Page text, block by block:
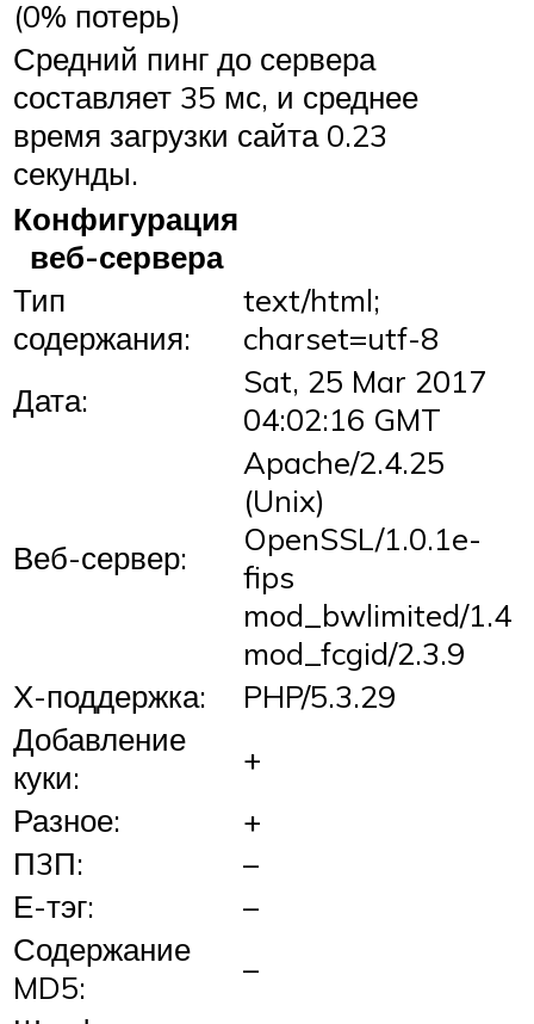
(0% потерь)
Средний пинг до сервера
составляет 35 мс, и среднее
время загрузки сайта 0.23
секунды.
Конфигурация
веб-сервера
Тип
содержания:
text/html;
charset=utf-8
Дата:
Sat, 25 Mar 2017
04:02:16 GMT
Веб-сервер:
Apache/2.4.25
(Unix)
OpenSSL/1.0.1e-
fips
mod_bwlimited/1.4
mod_fcgid/2.3.9
Х-поддержка:
PHP/5.3.29
Добавление
куки:
+
Разное:
+
П3П:
–
Е-тэг:
–
Содержание
MD5:
–